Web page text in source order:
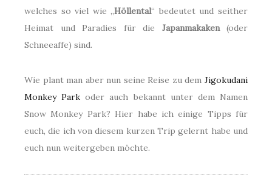
welches so viel wie „Höllental“ bedeutet und seither
Heimat und Paradies für die Japanmakaken(oder
Schneeaffe) sind.
Wie plant man aber nun seine Reise zu dem Jigokudani
Monkey Park oder auch bekannt unter dem Namen
Snow Monkey Park? Hier habe ich einige Tipps für
euch, die ich von diesem kurzen Trip gelernt habe und
euch nun weitergeben möchte.